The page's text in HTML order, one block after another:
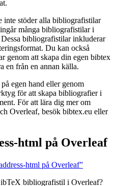
inte stöder alla bibliografistilar
många bibliografistilar i
bibliografistilar inkluderar
Du kan också
genom att skapa din egen bibtex
en från en annan källa.
egen hand eller genom
för att skapa bibliografier i
För att lära dig mer om
Overleaf, besök bibtex.eu eller
html på Overleaf
html på Overleaf”
bibliografistil i Overleaf?